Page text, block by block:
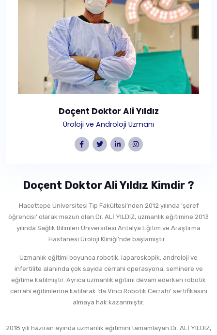
Doçent Doktor Ali Yıldız
Üroloji ve Androloji Uzmanı
Doçent Doktor Ali Yıldız Kimdir ?
Hacettepe Üniversitesi Tıp Fakültesi’nden 2012 yılında ‘şeref
öğrencisi’ olarak mezun olan Dr. ALİ YILDIZ, uzmanlık eğitimine 2013
yılında Sağlık Bilimleri Üniversitesi Antalya Eğitim ve Araştırma
Hastanesi Üroloji Kliniği’nde başlamıştır. .
Uzmanlık eğitimi boyunca robotik, laparoskopik, androloji ve
infertilite alanında çok sayıda cerrahi operasyona, seminere ve
eğitime katılmıştır. Ayrıca uzmanlık eğitimi devam ederken robotik
cerrahi eğitimlerine katılarak ‘da Vinci Robotik Cerrahi’ sertifikasını
almaya hak kazanmıştır.
2018 yılı haziran ayında uzmanlık eğitimini tamamlayan Dr. ALİ YILDIZ,